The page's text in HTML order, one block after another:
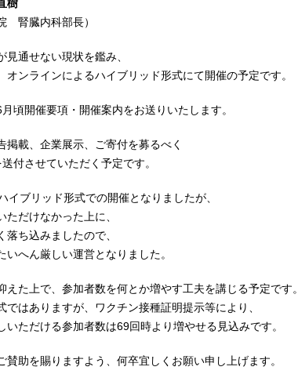
樹
腎臓内科部長）
見通せない現状を鑑み、
オンラインによるハイブリッド形式にて開催の予定です。
頃開催要項・開催案内をお送りいたします。
掲載、企業展示、ご寄付を募るべく
付させていただく予定です。
イブリッド形式での開催となりましたが、
ただけなかった上に、
落ち込みましたので、
いへん厳しい運営となりました。
えた上で、参加者数を何とか増やす工夫を講じる予定です。
ではありますが、ワクチン接種証明提示等により、
いただける参加者数は69回時より増やせる見込みです。
賛助を賜りますよう、何卒宜しくお願い申し上げます。